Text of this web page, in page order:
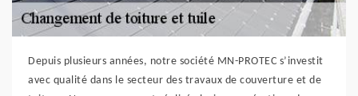
Depuis plusieurs années, notre société MN-PROTEC s’investit
avec qualité dans le secteur des travaux de couverture et de